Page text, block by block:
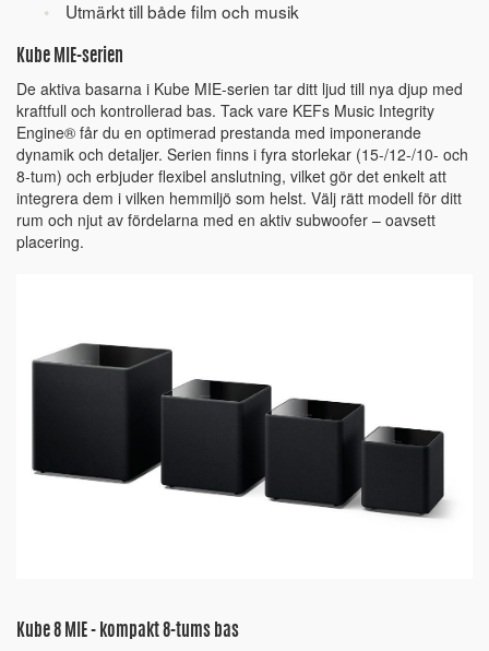
Utmärkt till både film och musik
Kube MIE-serien
De aktiva basarna i Kube MIE-serien tar ditt ljud till nya djup med
kraftfull och kontrollerad bas. Tack vare KEFs Music Integrity
Engine® får du en optimerad prestanda med imponerande
dynamik och detaljer. Serien finns i fyra storlekar (15-/12-/10- och
8-tum) och erbjuder flexibel anslutning, vilket gör det enkelt att
integrera dem i vilken hemmiljö som helst. Välj rätt modell för ditt
rum och njut av fördelarna med en aktiv subwoofer – oavsett
placering.
Kube 8 MIE - kompakt 8-tums bas